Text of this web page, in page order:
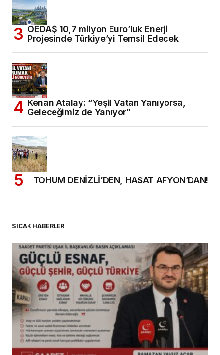
OEDAŞ 10,7 milyon Euro’luk Enerji
Projesinde Türkiye’yi Temsil Edecek
Kenan Atalay: “Yeşil Vatan Yanıyorsa,
Geleceğimiz de Yanıyor”
TOHUM DENİZLİ’DEN, HASAT AFYON’DAN!
SICAK HABERLER
(başlıksız)